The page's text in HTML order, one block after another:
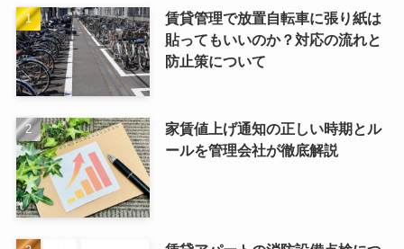
賃貸管理で放置自転車に張り紙は
貼ってもいいのか？対応の流れと
防止策について
家賃値上げ通知の正しい時期とル
ールを管理会社が徹底解説